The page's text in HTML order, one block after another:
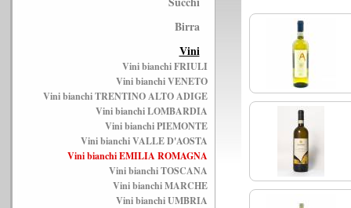
Birra
Vini
Vini bianchi FRIULI
Vini bianchi VENETO
Vini bianchi TRENTINO ALTO ADIGE
Vini bianchi LOMBARDIA
Vini bianchi PIEMONTE
Vini bianchi VALLE D'AOSTA
Vini bianchi EMILIA ROMAGNA
Vini bianchi TOSCANA
Vini bianchi MARCHE
Vini bianchi UMBRIA